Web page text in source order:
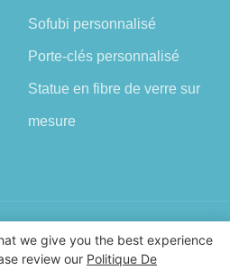
Sofubi personnalisé
Porte-clés personnalisé
Statue en fibre de verre sur
mesure
Demeng Toy Co.,Ltd |
Plan du site
we give you the best experience
review our Politique De